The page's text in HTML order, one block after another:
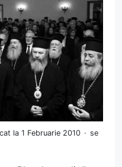
la 1 Februarie 2010
se